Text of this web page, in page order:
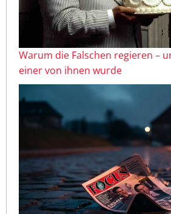
Warum die Falschen regieren –
einer von ihnen wurde